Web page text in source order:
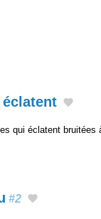
qui éclatent bruitées
#2